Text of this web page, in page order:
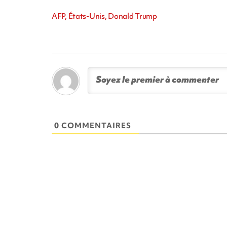
AFP, États-Unis, Donald Trump
0 COMMENTAIRES